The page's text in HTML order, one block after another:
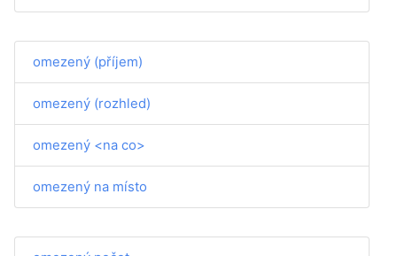
omezený (příjem)
omezený (rozhled)
omezený <na co>
omezený na místo